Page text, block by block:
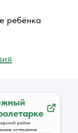
ребёнка
район
остекление